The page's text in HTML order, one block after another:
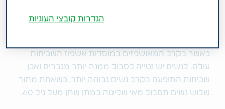
כאשר בקרב המאושפזים במוסדות אשפוז השכיחות
עולה. לנשים יש נטייה לסבול ממנה יותר מגברים ואכן
שכיחות התופעה בקרב נשים גבוהה יותר, כשאחת מתוך
שלוש נשים תסבול מאי שליטה במתן שתן מעל גיל 60.
הגדרות קובצי העוגיות